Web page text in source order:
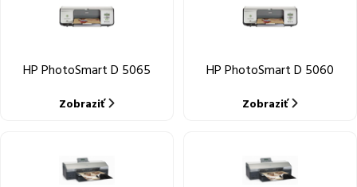
HP PhotoSmart D 5065
Zobraziť
HP PhotoSmart D 5060
Zobraziť